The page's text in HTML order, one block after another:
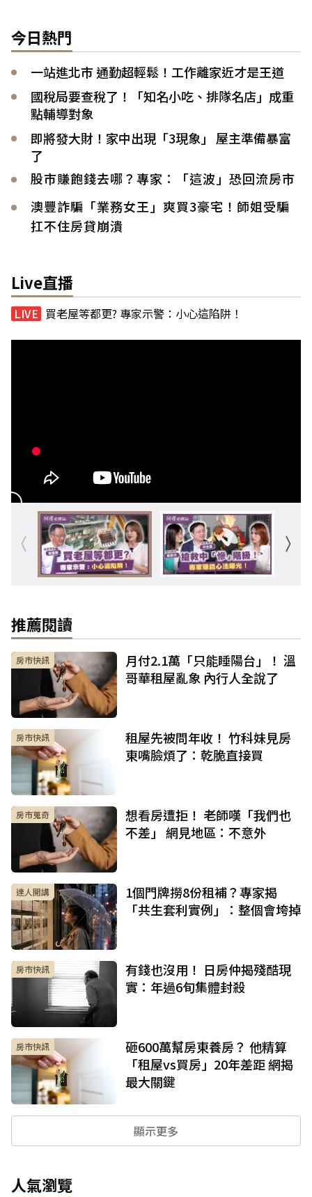
今日熱門
一站進北市 通勤超輕鬆！工作離家近才是王道
國稅局要查稅了！「知名小吃、排隊名店」成重
點輔導對象
即將發大財！家中出現「3現象」 屋主準備暴富
了
股市賺飽錢去哪？專家：「這波」恐回流房市
澳豐詐騙「業務女王」爽買3豪宅！師姐受騙
扛不住房貸崩潰
Live直播
買老屋等都更? 專家示警：小心這陷阱！
推薦閱讀
房市快訊
月付2.1萬「只能睡陽台」！ 溫
哥華租屋亂象 內行人全說了
房市快訊
租屋先被問年收！ 竹科妹見房
東嘴臉煩了：乾脆直接買
房市蒐奇
想看房遭拒！ 老師嘆「我們也
不差」 網見地區：不意外
達人開講
1個門牌撈8份租補？專家揭
「共生套利實例」：整個會垮掉
房市快訊
有錢也沒用！ 日房仲揭殘酷現
實：年過6旬集體封殺
房市快訊
砸600萬幫房東養房？ 他精算
「租屋vs買房」20年差距 網揭
最大關鍵
顯示更多
人氣瀏覽